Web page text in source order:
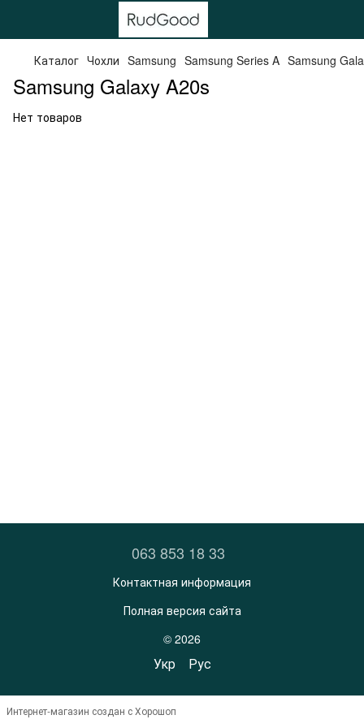
Каталог Чохли Samsung Samsung Series A Samsung
Samsung Galaxy A20s
Нет товаров
063 853 18 33
Контактная информация
Полная версия сайта
© 2026
Укр Рус
Интернет-магазин создан с Хорошоп